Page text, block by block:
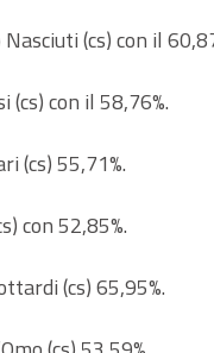
(cs) con il
(cs) con il 58,76%.
(cs) 55,71%.
con 52,85%.
(cs) 65,95%.